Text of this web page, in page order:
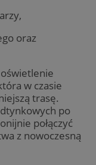
oraz
w czasie
trasę.
po
połączyć
z nowoczesną